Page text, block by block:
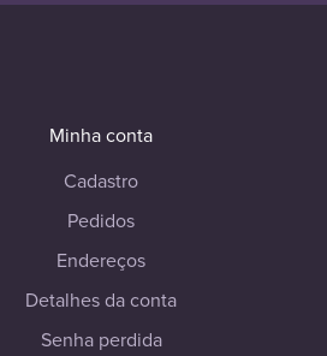
Minha conta
Cadastro
Pedidos
Endereços
Detalhes da conta
Senha perdida